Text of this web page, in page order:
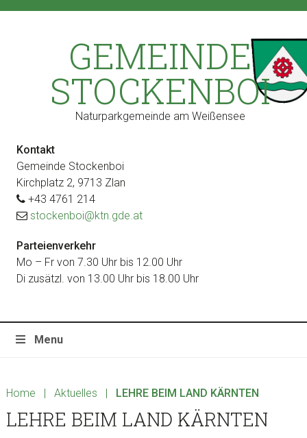
Zur
Zum
Zur
Zur
GEMEINDE
STOCKENBOI
Naturparkgemeinde am Weißensee
Kontakt
Gemeinde Stockenboi
Kirchplatz 2, 9713 Zlan
+43 4761 214
stockenboi@ktn.gde.at
Parteienverkehr
Mo – Fr von 7.30 Uhr bis 12.00 Uhr
Di zusätzl. von 13.00 Uhr bis 18.00 Uhr
Menu
Home | Aktuelles | LEHRE BEIM LAND KÄRNTEN
LEHRE BEIM LAND KÄRNTEN